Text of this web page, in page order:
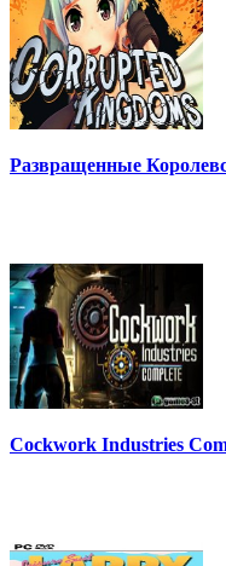
Развращенные
Cockwork Industries